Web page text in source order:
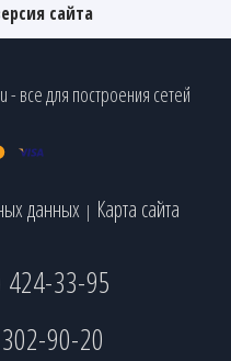
сайта
все для построения сетей
данных | Карта сайта
33-95
90-20